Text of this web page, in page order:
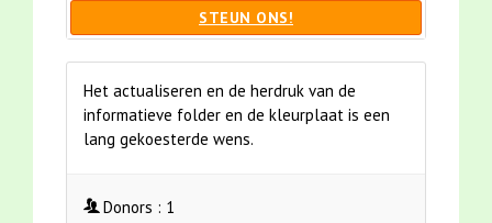
STEUN ONS!
Het actualiseren en de herdruk van de
informatieve folder en de kleurplaat is een
lang gekoesterde wens.
Donors : 1